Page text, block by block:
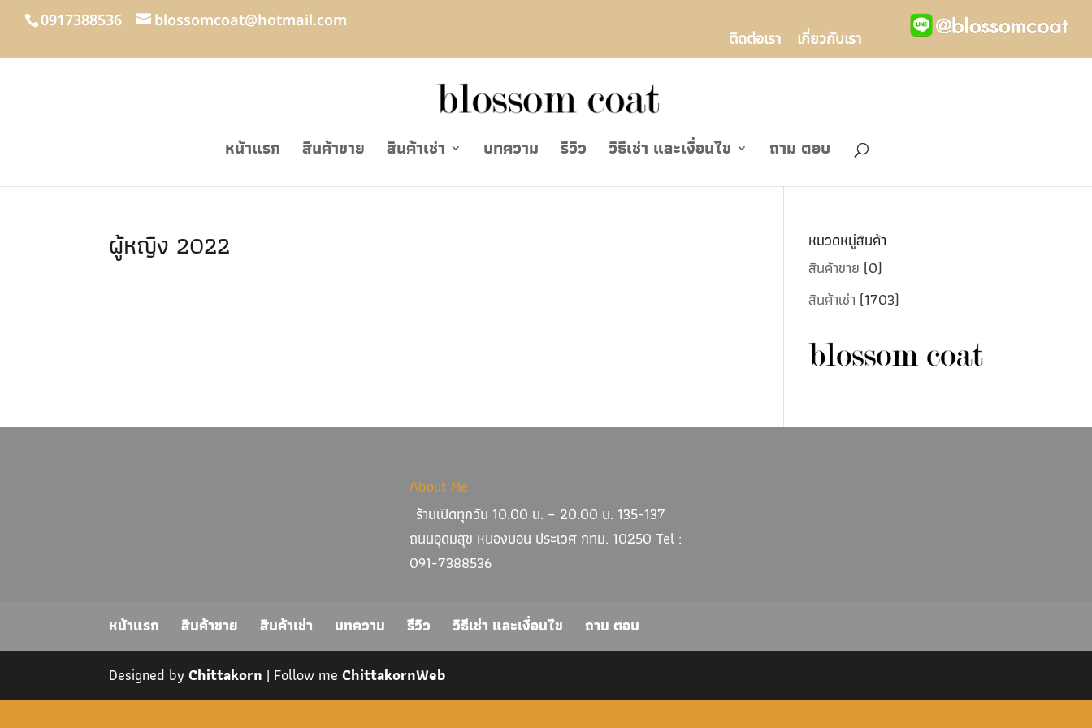
0917388536
blossomcoat@hotmail.com
ติดต่อเรา
เกี่ยวกับเรา
หน้าแรก สินค้าขาย สินค้าเช่า บทความ รีวิว วิธีเช่า และเงื่อนไข ถาม ตอบ
ผู้หญิง 2022
หมวดหมู่สินค้า
สินค้าขาย (0)
สินค้าเช่า (1703)
About Me
ร้านเปิดทุกวัน 10.00 น. – 20.00 น. 135-137
ถนนอุดมสุข หนองบอน ประเวศ กทม. 10250 Tel :
091-7388536
หน้าแรก สินค้าขาย สินค้าเช่า บทความ รีวิว วิธีเช่า และเงื่อนไข ถาม ตอบ
Designed byChittakorn | Follow meChittakornWeb